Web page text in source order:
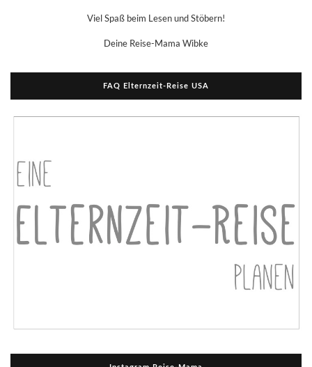
Viel Spaß beim Lesen und Stöbern!
Deine Reise-Mama Wibke
FAQ Elternzeit-Reise USA